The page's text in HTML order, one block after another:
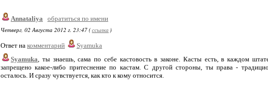
Annataliya
обратиться по имени
Четверг, 02 Августа 2012 г. 23:47 (ссылка )
Ответ на комментарий
Syamuka
Syamuka, ты знаешь, сама по себе кастовость в законе. Касты есть, в каждом
запрещено какое-либо притеснение по кастам. С другой стороны, ты права -
осталось. И сразу чувствуется, как кто к кому относится.